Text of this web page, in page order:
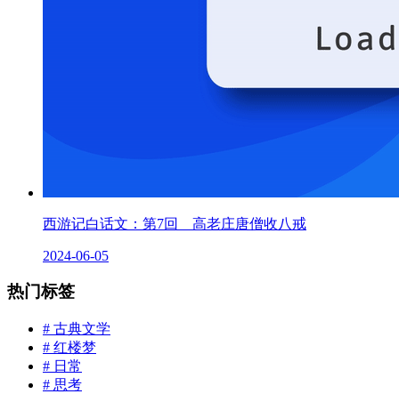
西游记白话文：第7回 高老庄唐僧收八戒
2024-06-05
热门标签
# 古典文学
# 红楼梦
# 日常
# 思考